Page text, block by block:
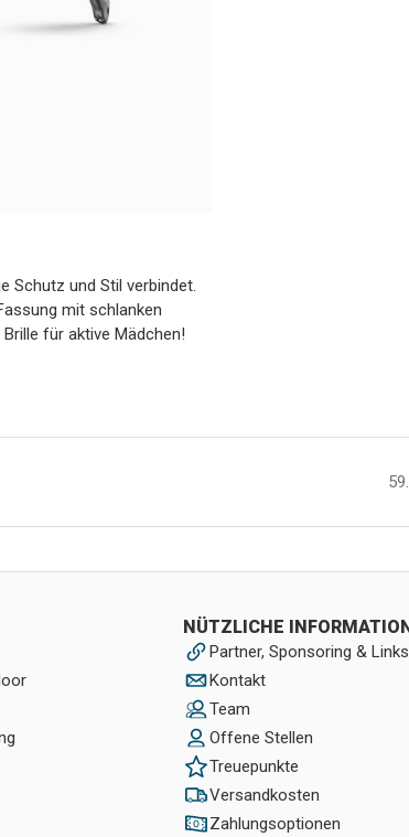
Schutz und Stil verbindet.
mit schlanken
für aktive Mädchen!
NÜTZLICHE
Partner, Sponsoring & Links
Kontakt
Team
Offene Stellen
Treuepunkte
Versandkosten
Zahlungsoptionen